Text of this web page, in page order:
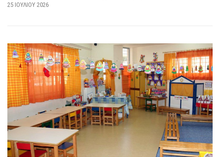
25 ΙΟΥΛΊΟΥ 2026